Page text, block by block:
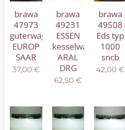
brawa
47973
guterwagen
EUROP
SAAR
37,00€
brawa
49231
ESSEN
kesselwagen
ARAL
DRG
62,50 €
brawa
49508
Eds typ
1000
sncb
42,00€